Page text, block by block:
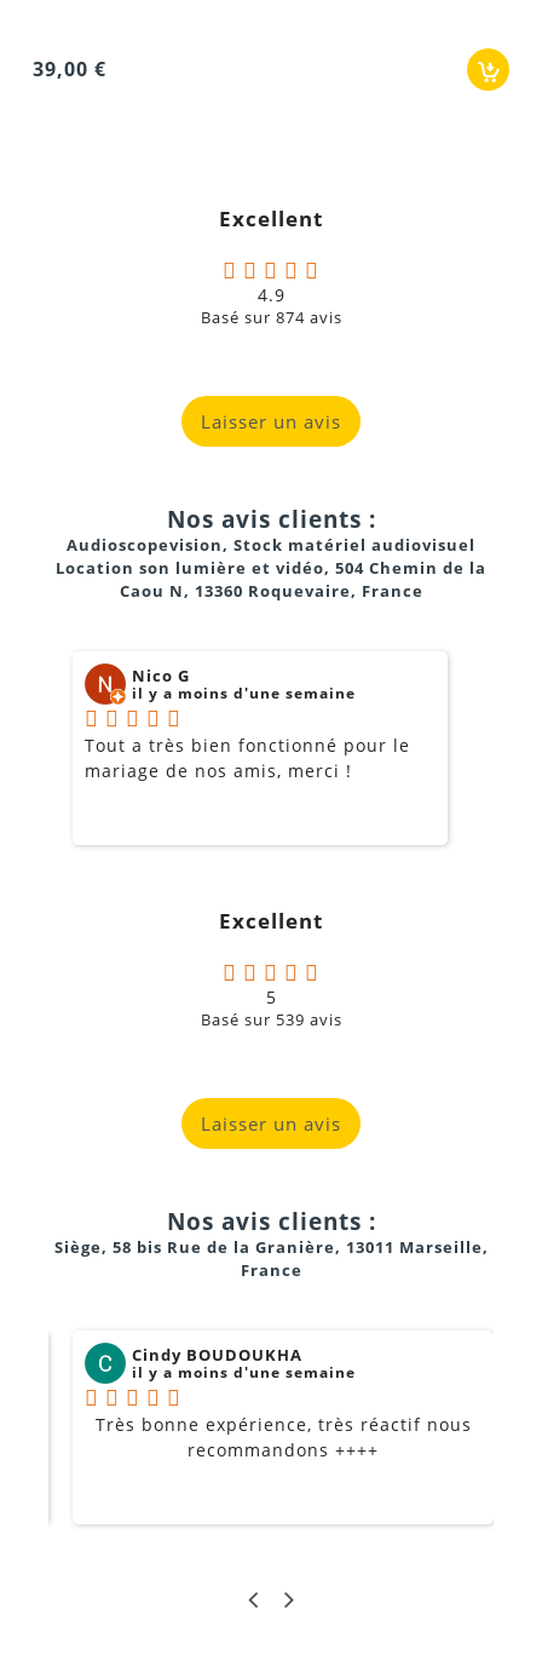
€
Excellent
4.9
Basé sur 874avis
Laisser un avis
Nos avis clients :
Audioscopevision, Stock matériel audiovisuel
Location son lumière et vidéo, 504 Chemin de la
Caou N, 13360 Roquevaire, France
Nico G
il y a moins d'une semaine
Tout a très bien fonctionné pour le
mariage de nos amis, merci !
Excellent
5
Basé sur 539 avis
Laisser un avis
Nos avis clients :
Siège, 58 bis Rue de la Granière, 13011 Marseille,
France
Cindy BOUDOUKHA
il y a moins d'une semaine
Très bonne expérience, très réactif nous
recommandons ++++